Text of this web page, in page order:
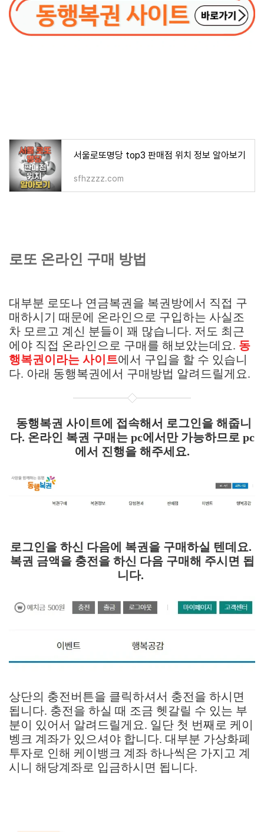
서울로또명당 top3 판매점 위치 정보 알아보기
sfhzzzz.com
로또 온라인 구매 방법
대부분 로또나 연금복권을 복권방에서 직접 구
매하시기 때문에 온라인으로 구입하는 사실조
차 모르고 계신 분들이 꽤 많습니다. 저도 최근
에야 직접 온라인으로 구매를 해보았는데요. 동
행복권이라는 사이트에서 구입을 할 수 있습니
다. 아래 동행복권에서 구매방법 알려드릴게요.
동행복권 사이트에 접속해서 로그인을 해줍니
다. 온라인 복권 구매는 pc에서만 가능하므로 pc
에서 진행을 해주세요.
로그인을 하신 다음에 복권을 구매하실 텐데요.
복권 금액을 충전을 하신 다음 구매해 주시면 됩
니다.
상단의 충전버튼을 클릭하셔서 충전을 하시면
됩니다. 충전을 하실 때 조금 헷갈릴 수 있는 부
분이 있어서 알려드릴게요. 일단 첫 번째로 케이
벵크 계좌가 있으셔야 합니다. 대부분 가상화폐
투자로 인해 케이뱅크 계좌 하나씩은 가지고 계
시니 해당계좌로 입금하시면 됩니다.